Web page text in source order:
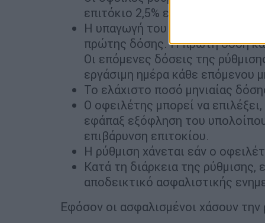
επιτόκιο 2,5% ετησίως
Η υπαγωγή του οφειλέτη στη
πρώτης δόσης. Η πρώτη δόση
Οι επόμενες δόσεις της
εργάσιμη ημέρα κάθε επόμενου
Το ελάχιστο ποσό μηνιαίας
Ο οφειλέτης μπορεί να
εφάπαξ εξόφληση του
επιβάρυνση επιτοκίου.
Η ρύθμιση χάνεται εάν ο
Κατά τη διάρκεια της ρύθμισης,
αποδεικτικό ασφαλιστικής
Εφόσον οι ασφαλισμένοι χάσουν την